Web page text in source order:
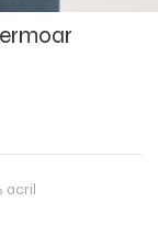
acril